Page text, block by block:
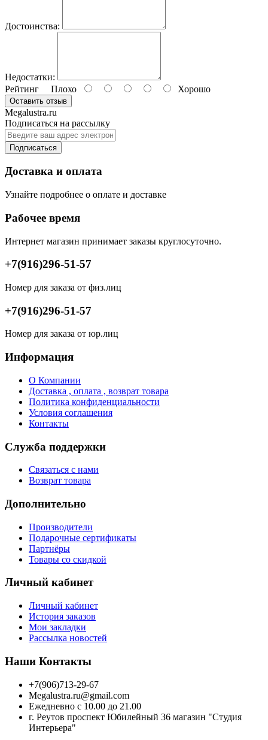
Достоинства:
Недостатки:
Рейтинг Плохо Хорошо
Оставить отзыв
Megalustra.ru
Подписаться на рассылку
Подписаться
Доставка и оплата
Узнайте подробнее о оплате и доставке
Рабочее время
Интернет магазин принимает заказы круглосуточно.
+7(916)296-51-57
Номер для заказа от физ.лиц
+7(916)296-51-57
Номер для заказа от юр.лиц
Информация
О Компании
Доставка , оплата , возврат товара
Политика конфиденциальности
Условия соглашения
Контакты
Служба поддержки
Связаться с нами
Возврат товара
Дополнительно
Производители
Подарочные сертификаты
Партнёры
Товары со скидкой
Личный кабинет
Личный кабинет
История заказов
Мои закладки
Рассылка новостей
Наши Контакты
+7(906)713-29-67
Megalustra.ru@gmail.com
Ежедневно с 10.00 до 21.00
г. Реутов проспект Юбилейный 36 магазин "Студия
Интерьера"